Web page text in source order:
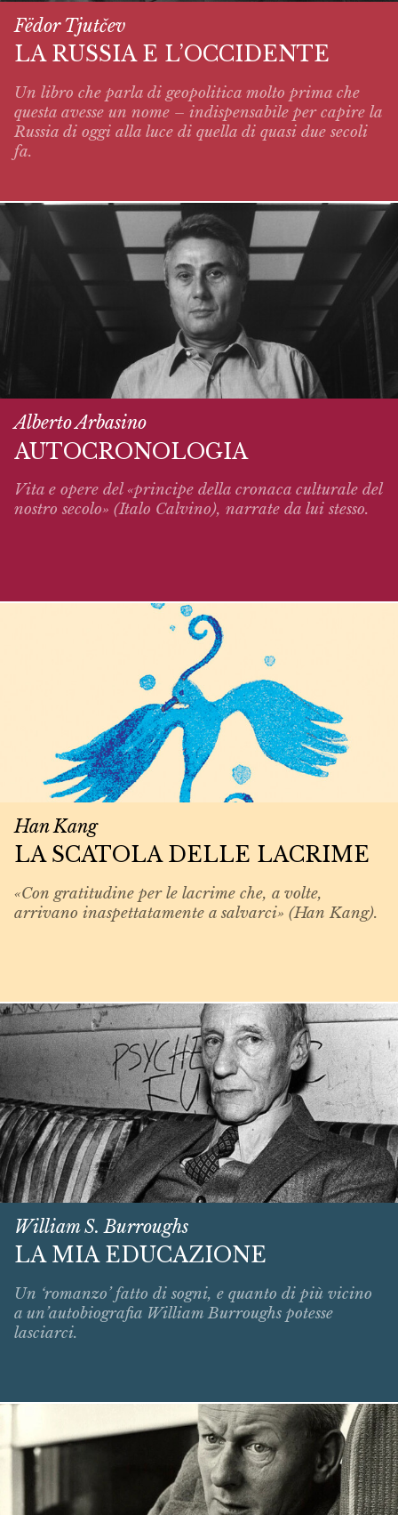
Fëdor Tjutčev
LA RUSSIA E L’OCCIDENTE
Un libro che parla di geopolitica molto prima che
questa avesse un nome – indispensabile per capire la
Russia di oggi alla luce di quella di quasi due secoli
fa.
Alberto Arbasino
AUTOCRONOLOGIA
Vita e opere del «principe della cronaca culturale del
nostro secolo» (Italo Calvino), narrate da lui stesso.
Han Kang
LA SCATOLA DELLE LACRIME
«Con gratitudine per le lacrime che, a volte,
arrivano inaspettatamente a salvarci» (Han Kang).
William S. Burroughs
LA MIA EDUCAZIONE
Un ‘romanzo’ fatto di sogni, e quanto di più vicino
a un’autobiografia William Burroughs potesse
lasciarci.